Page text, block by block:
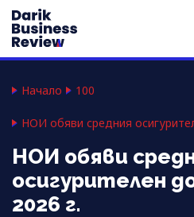
Начало 100
НОИ обяви средния
НОИ обяви
осигурителен
2026 г.